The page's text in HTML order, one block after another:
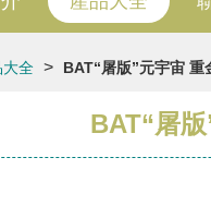
大全 > BAT“屠版”元宇宙
BAT“屠